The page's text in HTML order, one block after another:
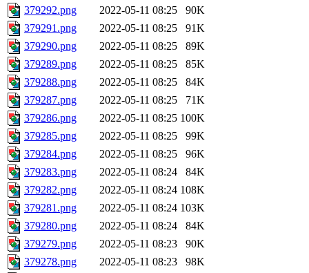
379292.png
2022-05-11 08:25
90K
379291.png
2022-05-11 08:25
91K
379290.png
2022-05-11 08:25
89K
379289.png
2022-05-11 08:25
85K
379288.png
2022-05-11 08:25
84K
379287.png
2022-05-11 08:25
71K
379286.png
2022-05-11 08:25 100K
379285.png
2022-05-11 08:25
99K
379284.png
2022-05-11 08:25
96K
379283.png
2022-05-11 08:24
84K
379282.png
2022-05-11 08:24 108K
379281.png
2022-05-11 08:24 103K
379280.png
2022-05-11 08:24
84K
379279.png
2022-05-11 08:23
90K
379278.png
2022-05-11 08:23
98K